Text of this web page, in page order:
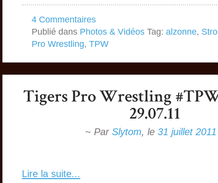
4 Commentaires
Publié dans Photos & Vidéos Tag: alzonne,
Pro Wrestling, TPW
~ Par Slytom, le 31 juillet 2011
Lire la suite...